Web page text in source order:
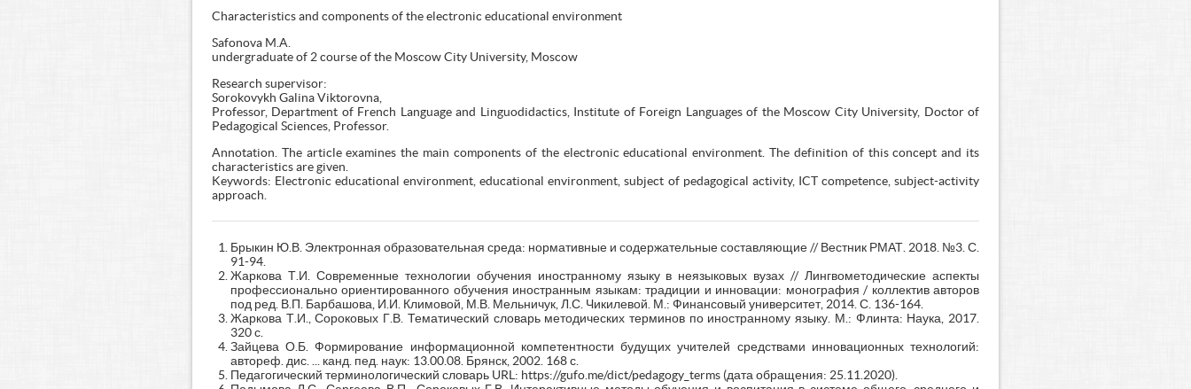
Characteristics and components of the electronic educational environment
Safonova M.A.
undergraduate of 2 course of the Moscow City University, Moscow
Research supervisor:
Sorokovykh Galina Viktorovna,
Professor, Department of French Language and Linguodidactics, Institute of Foreign Languages of the Moscow City University, Doctor of
Pedagogical Sciences, Professor.
Annotation. The article examines the main components of the electronic educational environment. The definition of this concept and its
characteristics are given.
Keywords: Electronic educational environment, educational environment, subject of pedagogical activity, ICT competence, subject-activity
approach.
Брыкин Ю.В. Электронная образовательная среда: нормативные и содержательные составляющие // Вестник РМАТ. 2018. №3. С.
91-94.
Жаркова Т.И. Современные технологии обучения иностранному языку в неязыковых вузах // Лингвометодические аспекты
профессионально ориентированного обучения иностранным языкам: традиции и инновации: монография / коллектив авторов
под ред. В.П. Барбашова, И.И. Климовой, М.В. Мельничук, Л.С. Чикилевой. М.: Финансовый университет, 2014. С. 136-164.
Жаркова Т.И., Сороковых Г.В. Тематический словарь методических терминов по иностранному языку. М.: Флинта: Наука, 2017.
320 с.
Зайцева О.Б. Формирование информационной компетентности будущих учителей средствами инновационных технологий:
автореф. дис. ... канд. пед. наук: 13.00.08. Брянск, 2002. 168 с.
Педагогический терминологический словарь URL: https://gufo.me/dict/pedagogy_terms (дата обращения: 25.11.2020).